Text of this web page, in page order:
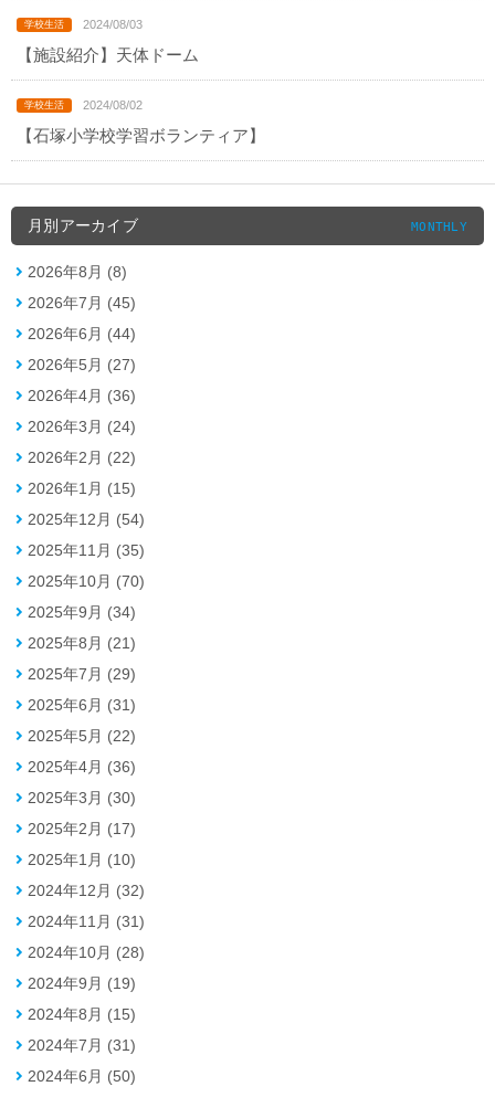
2024/08/03
【施設紹介】天体ドーム
2024/08/02
【石塚小学校学習ボランティア】
月別アーカイブ MONTHLY
2026年8月 (8)
2026年7月 (45)
2026年6月 (44)
2026年5月 (27)
2026年4月 (36)
2026年3月 (24)
2026年2月 (22)
2026年1月 (15)
2025年12月 (54)
2025年11月 (35)
2025年10月 (70)
2025年9月 (34)
2025年8月 (21)
2025年7月 (29)
2025年6月 (31)
2025年5月 (22)
2025年4月 (36)
2025年3月 (30)
2025年2月 (17)
2025年1月 (10)
2024年12月 (32)
2024年11月 (31)
2024年10月 (28)
2024年9月 (19)
2024年8月 (15)
2024年7月 (31)
2024年6月 (50)